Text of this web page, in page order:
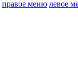
правое меню левое